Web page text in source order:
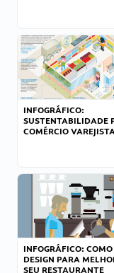
INFOGRÁFICO:
SUSTENTABILIDADE
COMÉRCIO
INFOGRÁFICO:
DESIGN PARA
SEU RESTAURANTE